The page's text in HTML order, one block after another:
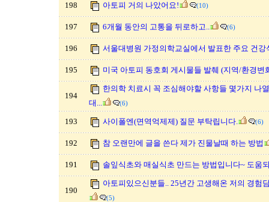
198 아토피 거의 나았어요! (10)
197 6개월 동안의 고통을 뒤로하고.. (6)
196 서울대병원 가정의학교실에서 발표한 주요 건강
195 미국 아토피 동호회 게시물들 발췌 (지역/환경변
194
한의학 치료시 꼭 조심해야할 사항들 몇가지 나
대...
(6)
193 사이폴엔(면역억제제) 질문 부탁립니다. (6)
192 참 오랜만에 글을 쓴다 제가 진물날때 하는 방법
191 솔잎식초와 매실식초 만드는 방법입니다~ 도움
190
아토피있으신분들.. 25년간 고생해온 저의 경험
(5)